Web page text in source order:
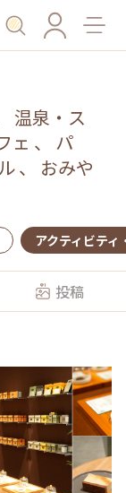
温泉・ス
ェ 、 パ
、 おみや
アクティビティ
投稿